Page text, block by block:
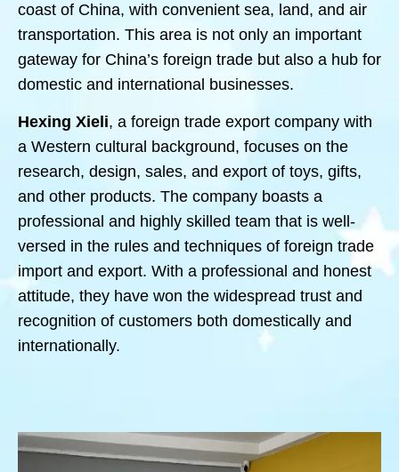
coast of China, with convenient sea, land, and air
transportation. This area is not only an important
gateway for China’s foreign trade but also a hub for
domestic and international businesses.
Hexing Xieli, a foreign trade export company with
a Western cultural background, focuses on the
research, design, sales, and export of toys, gifts,
and other products. The company boasts a
professional and highly skilled team that is well-
versed in the rules and techniques of foreign trade
import and export. With a professional and honest
attitude, they have won the widespread trust and
recognition of customers both domestically and
internationally.